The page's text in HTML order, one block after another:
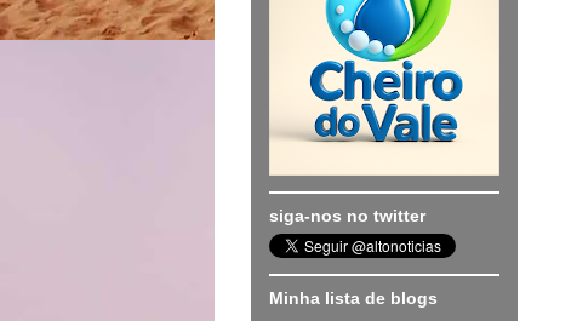
siga-nos no twitter
Minha lista de blogs